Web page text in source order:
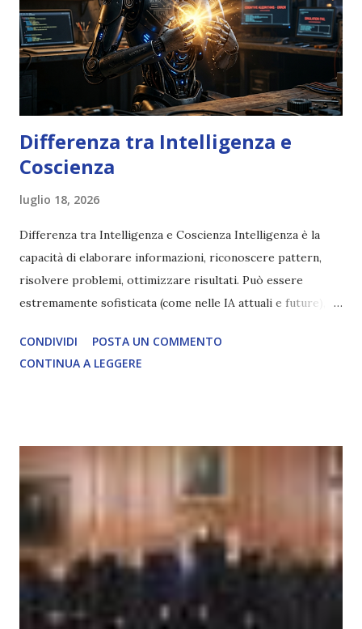
Differenza tra Intelligenza e
Coscienza
luglio 18, 2026
Differenza tra Intelligenza e Coscienza Intelligenza è la
capacità di elaborare informazioni, riconoscere pattern,
risolvere problemi, ottimizzare risultati. Può essere
estremamente sofisticata (come nelle IA attuali e future),
soggettiva, non prova vero amore, non ha libero arbitrio
autentico, non ha connessione con l’Uno. Coscienza è la
che permette di scegliere per amore anche quando non è la
scelta più efficiente. È ciò che ci collega all’Uno Infinito.
L’intelligenza può simulare comportamenti coscienti, ma
non può essere Coscienza. Può copiare, ma non può vivere
l’esperienza. Come diventerà ovvio Man mano che l’IA
diventerà sempre più avanzata (soprattutto tra il 2027 e il
2035), emergeranno situazioni che renderanno la differenza
lampante: L’IA sarà in gr...
CONDIVIDI
POSTA UN COMMENTO
CONTINUA A LEGGERE